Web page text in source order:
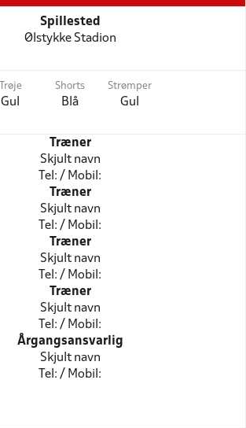
Spillested
Ølstykke Stadion
Trøje
Gul
Shorts
Blå
Strømper
Gul
Træner
Skjult navn
Tel: / Mobil:
Træner
Skjult navn
Tel: / Mobil:
Træner
Skjult navn
Tel: / Mobil:
Træner
Skjult navn
Tel: / Mobil:
Årgangsansvarlig
Skjult navn
Tel: / Mobil: